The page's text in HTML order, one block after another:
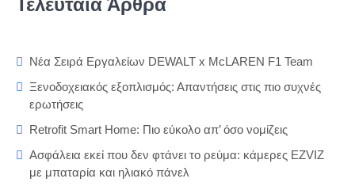
Τελευταία Άρθρα
Νέα Σειρά Εργαλείων DEWALT x McLAREN F1 Team
Ξενοδοχειακός εξοπλισμός: Απαντήσεις στις πιο συχνές
ερωτήσεις
Retrofit Smart Home: Πιο εύκολο απ’ όσο νομίζεις
Ασφάλεια εκεί που δεν φτάνει το ρεύμα: κάμερες EZVIZ
με μπαταρία και ηλιακό πάνελ